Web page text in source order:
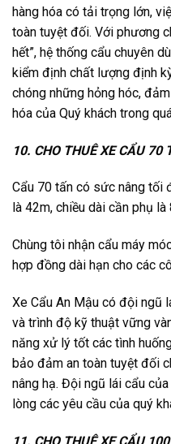
hàng hóa có tải trọng lớn,
toàn tuyệt đối. Với phương
hết”, hệ thống cẩu chuyên
kiểm định chất lượng định
chóng những hỏng hóc,
hóa của Quý khách trong
10. CHO THUÊ XE CẨU 70
Cẩu 70 tấn có sức nâng tối
là 42m, chiều dài cần phụ là
Chùng tôi nhận cẩu máy
hợp đồng dài hạn cho các
Xe Cẩu An Mậu có đội ngũ
và trình độ kỹ thuật vững
năng xử lý tốt các tình
bảo đảm an toàn tuyệt đối
nâng hạ. Đội ngũ lái cẩu
lòng các yêu cầu của quý